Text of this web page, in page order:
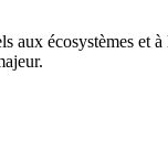
écosystèmes